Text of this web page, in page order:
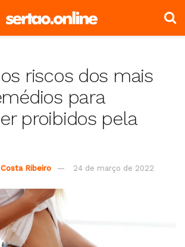
riscos dos mais
para
proibidos pela
Ribeiro 24 de março de 2022